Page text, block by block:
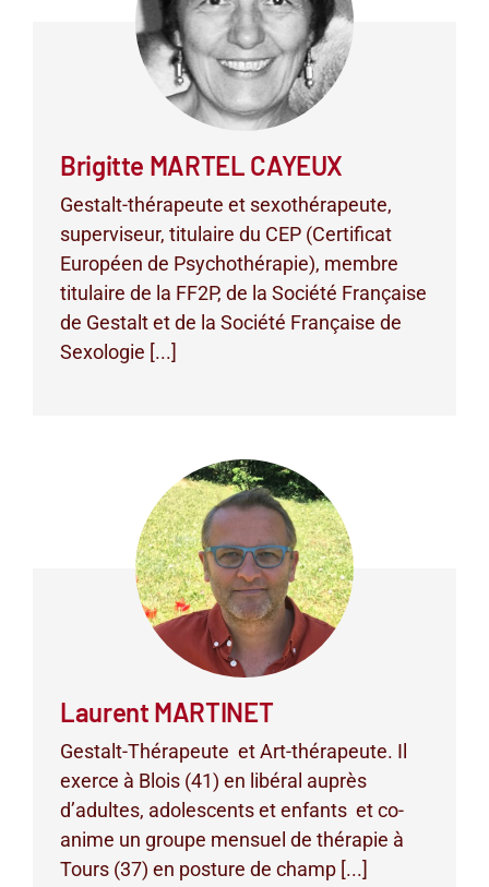
Brigitte MARTEL CAYEUX
Gestalt-thérapeute et sexothérapeute,
superviseur, titulaire du CEP (Certificat
Européen de Psychothérapie), membre
titulaire de la FF2P, de la Société Française
de Gestalt et de la Société Française de
Sexologie [...]
Laurent MARTINET
Gestalt-Thérapeute et Art-thérapeute. Il
exerce à Blois (41) en libéral auprès
d’adultes, adolescents et enfants et co-
anime un groupe mensuel de thérapie à
Tours (37) en posture de champ [...]